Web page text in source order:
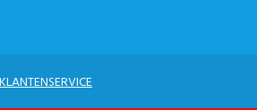
KLANTENSERVICE